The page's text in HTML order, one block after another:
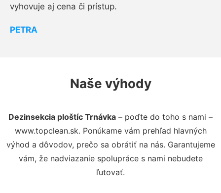
vyhovuje aj cena či prístup.
PETRA
Naše výhody
Dezinsekcia ploštíc Trnávka – poďte do toho s nami –
www.topclean.sk. Ponúkame vám prehľad hlavných
výhod a dôvodov, prečo sa obrátiť na nás. Garantujeme
vám, že nadviazanie spolupráce s nami nebudete
ľutovať.